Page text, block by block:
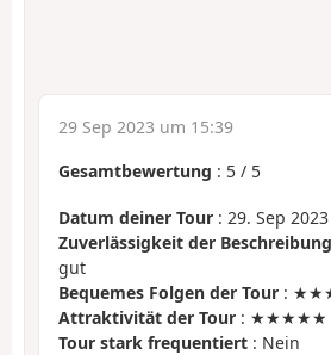
29 Sep 2023 um 15:39
Gesamtbewertung : 5 / 5
Datum deiner Tour : 29. Sep 2023
Zuverlässigkeit der Beschreibung
gut
Bequemes Folgen der Tour :
Attraktivität der Tour : ★★★★★
Tour stark frequentiert : Nein